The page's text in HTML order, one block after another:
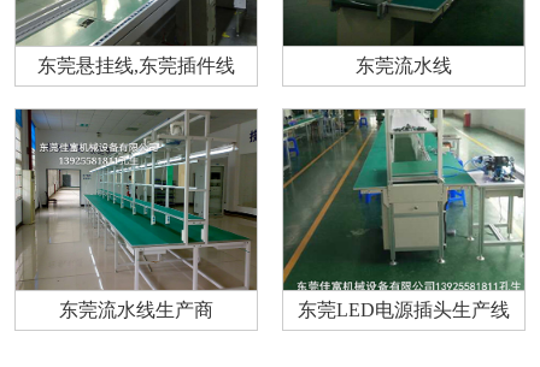
东莞悬挂线,东莞插件线 东莞流水线
东莞流水线生产商 东莞LED电源插头生产线